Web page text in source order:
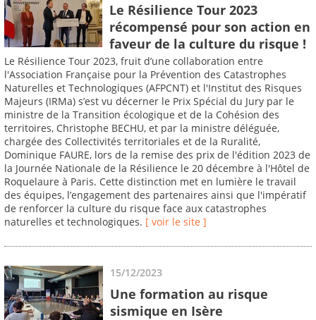
Le Résilience Tour 2023
récompensé pour son action en
faveur de la culture du risque !
Le Résilience Tour 2023, fruit d’une collaboration entre
l'Association Française pour la Prévention des Catastrophes
Naturelles et Technologiques (AFPCNT) et l'Institut des Risques
Majeurs (IRMa) s’est vu décerner le Prix Spécial du Jury par le
ministre de la Transition écologique et de la Cohésion des
territoires, Christophe BECHU, et par la ministre déléguée,
chargée des Collectivités territoriales et de la Ruralité,
Dominique FAURE, lors de la remise des prix de l'édition 2023 de
la Journée Nationale de la Résilience le 20 décembre à l'Hôtel de
Roquelaure à Paris. Cette distinction met en lumière le travail
des équipes, l’engagement des partenaires ainsi que l'impératif
de renforcer la culture du risque face aux catastrophes
naturelles et technologiques. [ voir le site ]
15/12/2023
Une formation au risque
sismique en Isère